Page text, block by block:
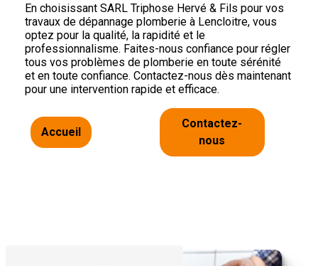
En choisissant SARL Triphose Hervé & Fils pour vos
travaux de dépannage plomberie à Lencloitre, vous
optez pour la qualité, la rapidité et le
professionnalisme. Faites-nous confiance pour régler
tous vos problèmes de plomberie en toute sérénité
et en toute confiance. Contactez-nous dès maintenant
pour une intervention rapide et efficace.
Accueil
Contactez-
nous